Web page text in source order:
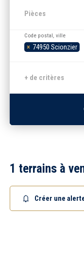
Estimer
Nos agences
Recherche par
Pièces
× 74950 Scionzier
Code postal, ville
+ de critères
1 terrains à
Créer une